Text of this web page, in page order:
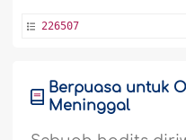
226507
Berpuasa untuk
Meninggal